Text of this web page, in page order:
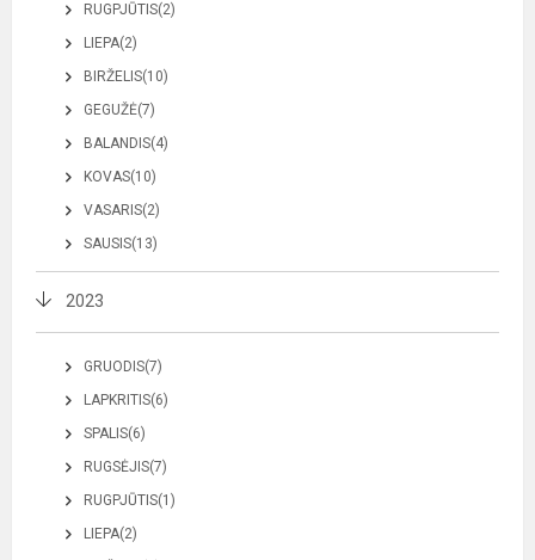
RUGPJŪTIS(2)
LIEPA(2)
BIRŽELIS(10)
GEGUŽĖ(7)
BALANDIS(4)
KOVAS(10)
VASARIS(2)
SAUSIS(13)
2023
GRUODIS(7)
LAPKRITIS(6)
SPALIS(6)
RUGSĖJIS(7)
RUGPJŪTIS(1)
LIEPA(2)